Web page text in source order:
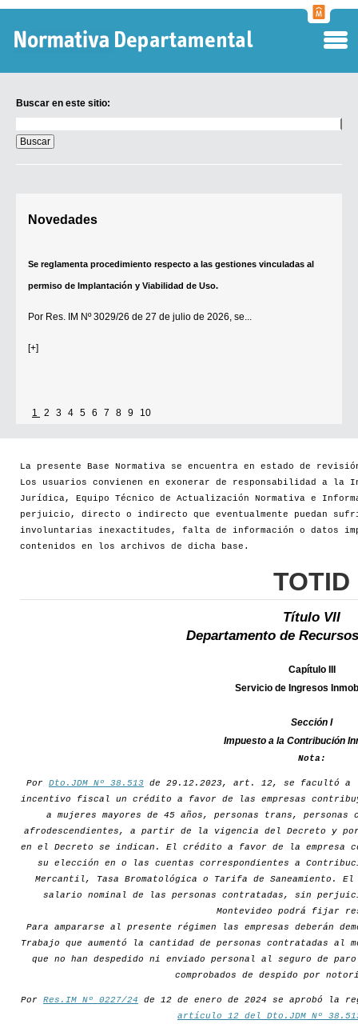
Buscar en este sitio:
en
este
sitio:
Novedades
Se reglamenta procedimiento respecto a las gestiones vinculadas al
permiso de Implantación y Viabilidad de Uso.
Por Res. IM Nº 3029/26 de 27 de julio de 2026, se...
[+]
1 2 3 4 5 6 7 8 9 10
La presente Base Normativa se encuentra en estado de
Los usuarios convienen en exonerar de responsabilidad a la
Jurídica, Equipo Técnico de Actualización Normativa e
perjuicio, directo o indirecto que eventualmente puedan
involuntarias inexactitudes, falta de información o datos
contenidos en los archivos de dicha base.
TOTID
Título VII
Departamento de
Capítulo III
Servicio de Ingresos
Sección I
Impuesto a la Contribución
Nota:
Por Dto.JDM Nº 38.513 de 29.12.2023, art. 12, se facultó a
incentivo fiscal un crédito a favor de las empresas
a mujeres mayores de 45 años, personas trans,
afrodescendientes, a partir de la vigencia del Decreto y
en el Decreto se indican. El crédito a favor de la empresa
su elección en o las cuentas correspondientes a
Mercantil, Tasa Bromatológica o Tarifa de Saneamiento.
salario nominal de las personas contratadas, sin
Montevideo podrá fijar
Para ampararse al presente régimen las empresas deberán
Trabajo que aumentó la cantidad de personas contratadas
que no han despedido ni enviado personal al seguro de
comprobados de despido por
Por Res.IM Nº 0227/24 de 12 de enero de 2024 se aprobó la
artículo 12 del Dto.JDM Nº